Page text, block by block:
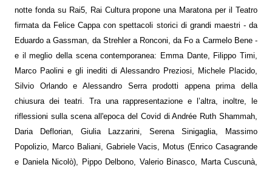
notte fonda su Rai5, Rai Cultura propone una Maratona per il Teatro
firmata da Felice Cappa con spettacoli storici di grandi maestri - da
Eduardo a Gassman, da Strehler a Ronconi, da Fo a Carmelo Bene -
e il meglio della scena contemporanea: Emma Dante, Filippo Timi,
Marco Paolini e gli inediti di Alessandro Preziosi, Michele Placido,
Silvio Orlando e Alessandro Serra prodotti appena prima della
chiusura dei teatri. Tra una rappresentazione e l’altra, inoltre, le
riflessioni sulla scena all'epoca del Covid di Andrée Ruth Shammah,
Daria Deflorian, Giulia Lazzarini, Serena Sinigaglia, Massimo
Popolizio, Marco Baliani, Gabriele Vacis, Motus (Enrico Casagrande
e Daniela Nicolò), Pippo Delbono, Valerio Binasco, Marta Cuscunà,